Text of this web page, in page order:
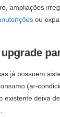
ampliações
ou
já possuem
(ar-
existente deixa